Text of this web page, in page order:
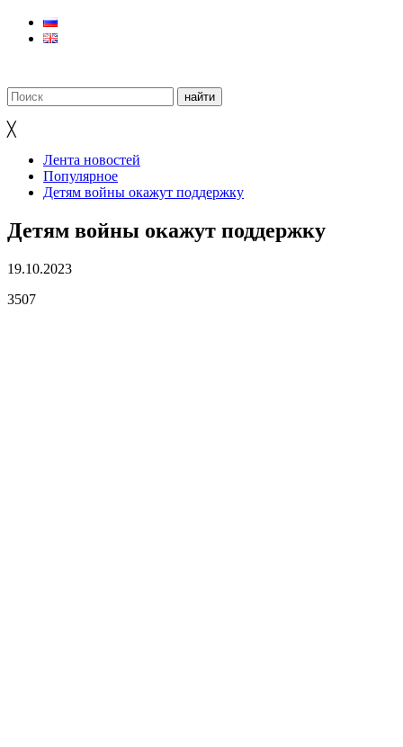
╳
Лента новостей
Популярное
Детям войны окажут поддержку
Детям войны окажут поддержку
19.10.2023
3507